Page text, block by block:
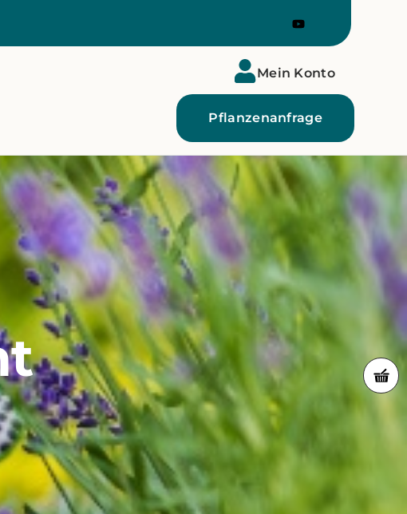
Mein Konto
Pflanzenanfrage